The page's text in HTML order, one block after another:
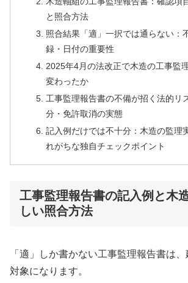
と照合方法
照合結果「適」一択では通らない：
録・日付の重要性
2025年4月の法改正で木造の工事監
変わったか
工事監理報告書の不備が招く法的リ
分・免許取消の実態
記入例だけでは不十分：木造の監理
れがちな独自チェックポイント
工事監理報告書の記入例と木
しい照合方法
「適」しか書かない工事監理報告書は
対象になります。